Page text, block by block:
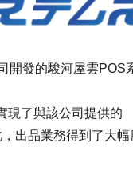
開發的駿河屋雲POS
現了與該公司提供的
出品業務得到了大幅